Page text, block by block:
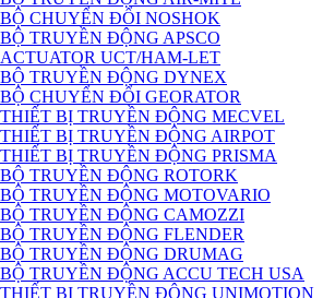
BỘ CHUYỂN ĐỔI NOSHOK
BỘ TRUYỀN ĐỘNG APSCO
ACTUATOR UCT/HAM-LET
BỘ TRUYỀN ĐỘNG DYNEX
BỘ CHUYỂN ĐỔI GEORATOR
THIẾT BỊ TRUYỀN ĐỘNG MECVEL
THIẾT BỊ TRUYỀN ĐỘNG AIRPOT
THIẾT BỊ TRUYỀN ĐỘNG PRISMA
BỘ TRUYỀN ĐỘNG ROTORK
BỘ TRUYỀN ĐỘNG MOTOVARIO
BỘ TRUYỀN ĐỘNG CAMOZZI
BỘ TRUYỀN ĐỘNG FLENDER
BỘ TRUYỀN ĐỘNG DRUMAG
BỘ TRUYỀN ĐỘNG ACCU TECH USA
THIẾT BỊ TRUYỀN ĐỘNG UNIMOTION